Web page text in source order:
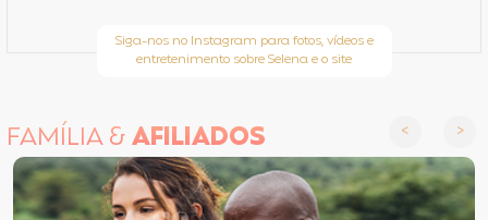
Siga-nos no Instagram para fotos, vídeos e
entretenimento sobre Selena e o site
FAMÍLIA &AFILIADOS